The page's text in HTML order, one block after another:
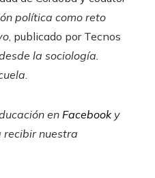
política como reto
, publicado por Tecnos
la sociología.
.
enFacebooky
recibirnuestra